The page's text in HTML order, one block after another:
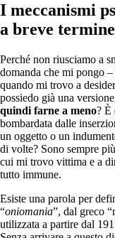
I meccanismi
a breve termine
Perché non riusciamo a
domanda che mi pongo
quando mi trovo a
possiedo già una
quindi farne a meno? È
bombardata dalle
un oggetto o un
di volte? Sono sempre
cui mi trovo vittima e a
tutto immune.
Esiste una parola per
“oniomania”, dal greco
utilizzata a partire dal